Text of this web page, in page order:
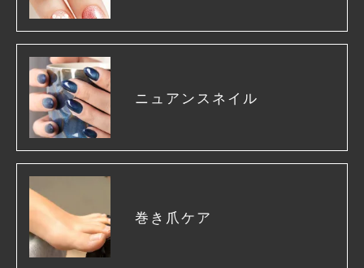
ニュアンスネイル
巻き爪ケア